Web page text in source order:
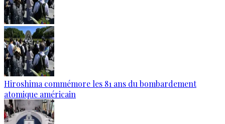
Hiroshima commémore les 81 ans du bombardement
atomique américain